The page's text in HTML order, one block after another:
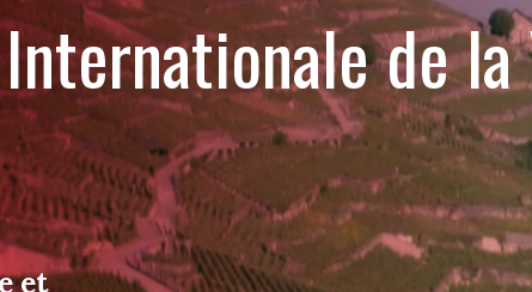
de
et